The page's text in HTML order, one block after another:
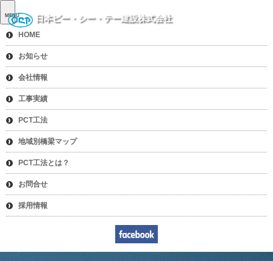
日本ピー・シー・テー建設株式会社
MENU
HOME
お知らせ
会社情報
工事実績
PCT工法
地域別橋梁マップ
PCT工法とは？
お問合せ
採用情報